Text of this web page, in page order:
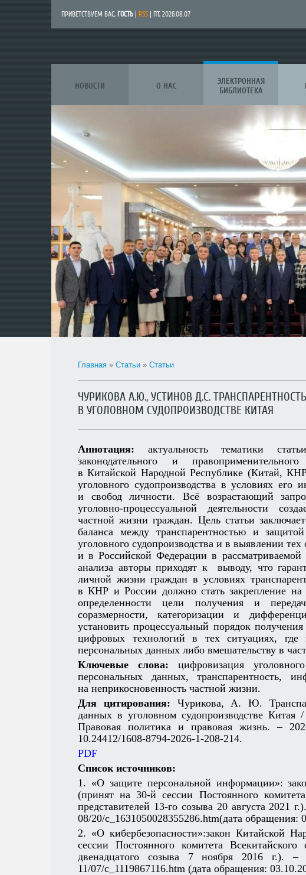
ПРИВЕТСТВУЕМ ВАС, ГОСТЬ RSS | ПТ, 2026.08.07
НОВОСТИ О НАС
ЭЛЕКТРОННАЯ
БИБЛИОТЕКА
Главная » Статьи » Статьи
ЧУРИКОВА А.Ю., УСТИНОВ Д.С.
В УГОЛОВНОМ СУДОПРОИЗВОДСТВЕ КИТАЯ
Аннотация: актуальность тематики
законодательного и
в Китайской Народной Республике (Китай,
уголовного судопроизводства в условиях его
и свобод личности. Всё возрастающий
уголовно-процессуальной деятельности
частной жизни граждан. Цель статьи
баланса между транспарентностью и
уголовного судопроизводства и в выявлении
и в Российской Федерации в рассматриваемой
анализа авторы приходят к выводу, что
личной жизни граждан в условиях
в КНР и России должно стать закрепление на
определенности цели получения и
соразмерности, категоризации и
установить процессуальный порядок
цифровых технологий в тех ситуациях,
персональных данных либо вмешательству в
Ключевые слова: цифровизация
персональных данных, транспарентность,
на неприкосновенность частной жизни.
Для цитирования: Чурикова, А. Ю.
данных в уголовном судопроизводстве
Правовая политика и правовая жизнь.
10.24412/1608-8794-2026-1-208-214.
PDF
Список источников:
1. «О защите персональной информации»:
(принят на 30-й сессии Постоянного
представителей 13-го созыва 20 августа 2021
08/20/c_1631050028355286.htm(дата обращения:
2. «О кибербезопасности»:закон Китайской
сессии Постоянного комитета Всекитайского
двенадцатого созыва 7 ноября 2016 г.). –
11/07/c_1119867116.htm (дата обращения: